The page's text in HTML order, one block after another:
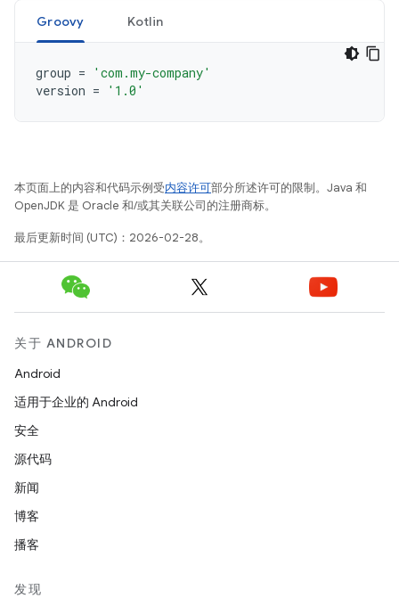
Groovy Kotlin
group =
'com.my-company'
version = '1.0'
本页面上的内容和代码示例受内容许可部分所述许可的限制。Java 和
OpenJDK 是 Oracle 和/或其关联公司的注册商标。
最后更新时间 (UTC)：2026-02-28。
关于 ANDROID
Android
适用于企业的 Android
安全
源代码
新闻
博客
播客
发现